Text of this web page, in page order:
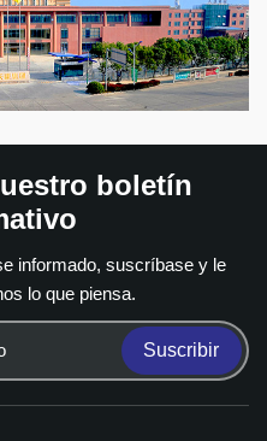
y Centro Nacional
múltiples distinciones
boletín
informado, suscríbase y le
lo que piensa.
Suscribir